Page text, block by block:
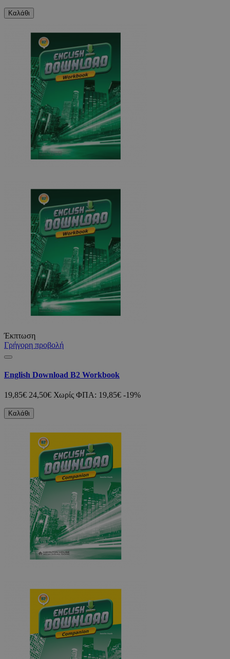
Καλάθι
Έκπτωση
Γρήγορη προβολή
English Download B2 Workbook
19,85€ 24,50€ Χωρίς ΦΠΑ: 19,85€ -19%
Καλάθι